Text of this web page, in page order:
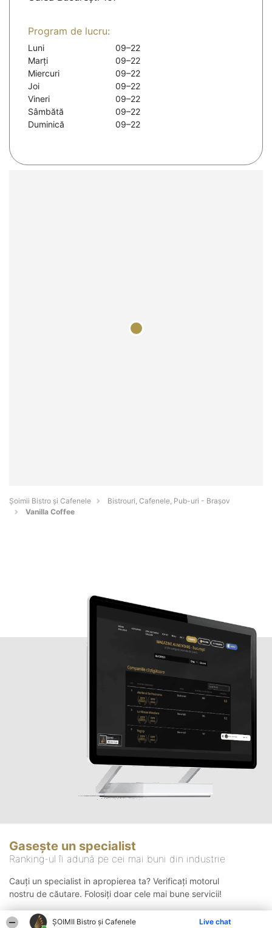
ȘOIMII Bistro și Cafenele Live chat
Program de lucru:
Luni
09–22
Marți
09–22
Miercuri
09–22
Joi
09–22
Vineri
09–22
Sâmbătă
09–22
Duminică
09–22
Șoimii Bistro și Cafenele
Bistrouri, Cafenele, Pub-uri - Braşov
Vanilla Coffee
Gasește un specialist
Ranking-ul îi adună pe cei mai buni din industrie
Cauți un specialist in apropierea ta? Verificați motorul
nostru de căutare. Folosiți doar cele mai bune servicii!